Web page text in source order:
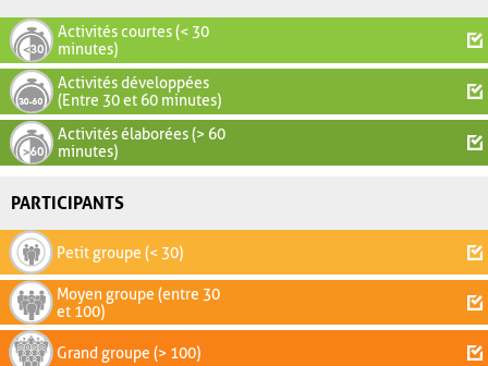
Activités courtes (< 30
minutes)
Activités développées
(Entre 30 et 60 minutes)
Activités élaborées (> 60
minutes)
PARTICIPANTS
Petit groupe (< 30)
Moyen groupe (entre 30
et 100)
Grand groupe (> 100)